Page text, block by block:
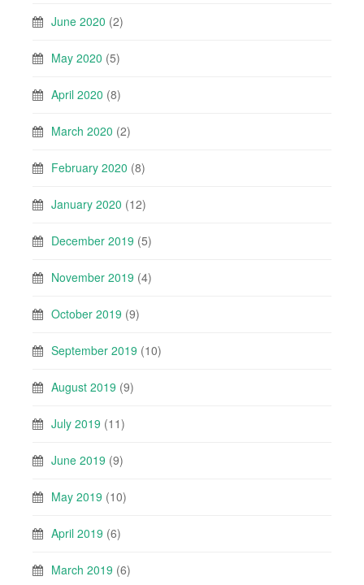
June 2020 (2)
May 2020 (5)
April 2020 (8)
March 2020 (2)
February 2020 (8)
January 2020 (12)
December 2019 (5)
November 2019 (4)
October 2019 (9)
September 2019 (10)
August 2019 (9)
July 2019 (11)
June 2019 (9)
May 2019 (10)
April 2019 (6)
March 2019 (6)